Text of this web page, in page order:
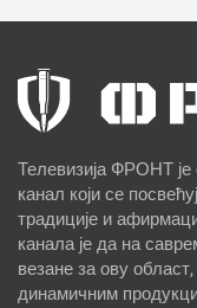
Телевизија ФРОНТ је
канал који се
традиције и
канала је да на
везане за ову
динамичним